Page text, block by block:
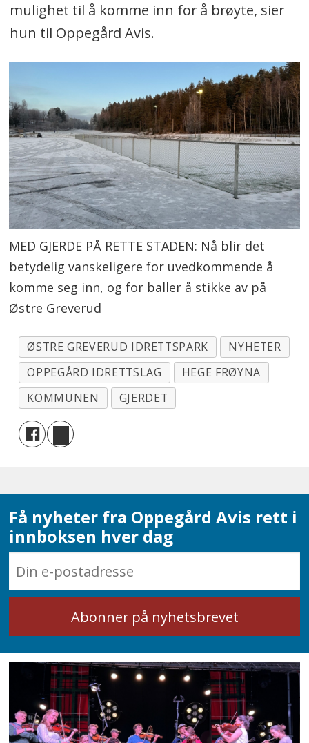
mulighet til å komme inn for å brøyte, sier
hun til Oppegård Avis.
MED GJERDE PÅ RETTE STADEN: Nå blir det
betydelig vanskeligere for uvedkommende å
komme seg inn, og for baller å stikke av på
Østre Greverud
ØSTRE GREVERUD IDRETTSPARK
NYHETER
OPPEGÅRD IDRETTSLAG
HEGE FRØYNA
KOMMUNEN
GJERDET
Få nyheter fra Oppegård Avis rett i
innboksen hver dag